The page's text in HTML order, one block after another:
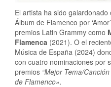
El artista ha sido
Álbum de Flamenco por
premios Latin Grammy como
Flamenca (2021). O el
Música de España (2024)
con cuatro nominaciones por
premios “Mejor Tema/
de Flamenco».